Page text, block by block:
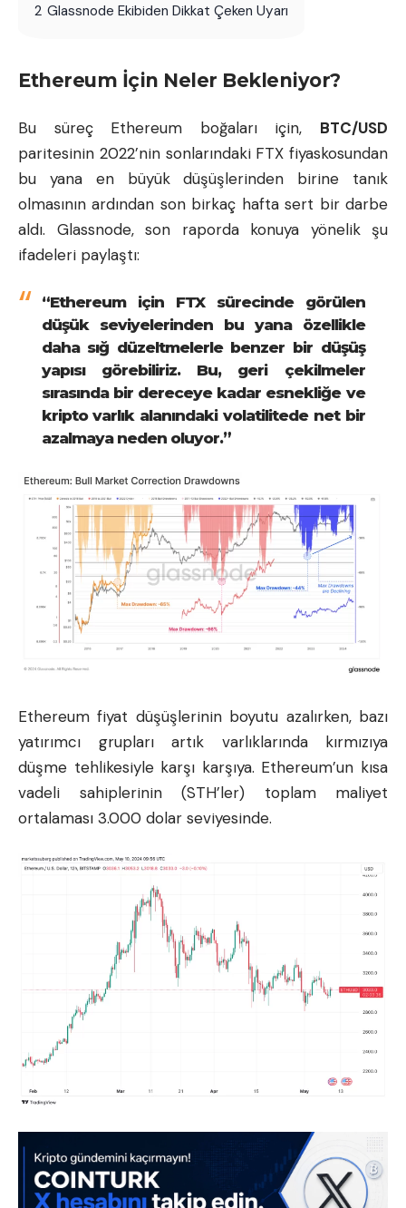
2 Glassnode Ekibiden Dikkat Çeken Uyarı
Ethereum İçin Neler Bekleniyor?
Bu süreç Ethereum boğaları için, BTC/USD
paritesinin 2022’nin sonlarındaki FTX fiyaskosundan
bu yana en büyük düşüşlerinden birine tanık
olmasının ardından son birkaç hafta sert bir darbe
aldı. Glassnode, son raporda konuya yönelik şu
ifadeleri paylaştı:
“Ethereum için FTX sürecinde görülen
düşük seviyelerinden bu yana özellikle
daha sığ düzeltmelerle benzer bir düşüş
yapısı görebiliriz. Bu, geri çekilmeler
sırasında bir dereceye kadar esnekliğe ve
kripto varlık alanındaki volatilitede net bir
azalmaya neden oluyor.”
Ethereum fiyat düşüşlerinin boyutu azalırken, bazı
yatırımcı grupları artık varlıklarında kırmızıya
düşme tehlikesiyle karşı karşıya. Ethereum’un kısa
vadeli sahiplerinin (STH’ler) toplam maliyet
ortalaması 3.000 dolar seviyesinde.